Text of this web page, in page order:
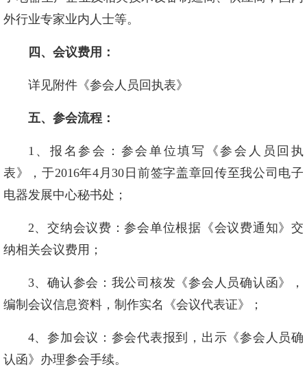
外行业专家业内人士等。
四、会议费用：
详见附件《参会人员回执表》
五、参会流程：
1、报名参会：参会单位填写《参会人员回执
表》，于2016年4月30日前签字盖章回传至我公司电子
电器发展中心秘书处；
2、交纳会议费：参会单位根据《会议费通知》交
纳相关会议费用；
3、确认参会：我公司核发《参会人员确认函》，
编制会议信息资料，制作实名《会议代表证》；
4、参加会议：参会代表报到，出示《参会人员确
认函》办理参会手续。